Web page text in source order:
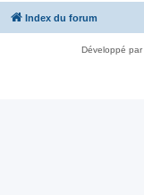
Index du forum
Développé par